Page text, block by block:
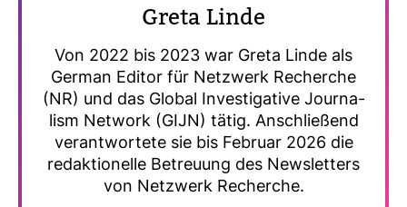
Greta Linde
Von 2022 bis 2023 war Greta Linde als
German Editor für Netz­werk Recherche
(NR) und das Global Inves­ti­ga­tive Jour­na­
lism Net­work (GIJN) tätig. Anschlie­ßend
ver­ant­wor­tete sie bis Februar 2026 die
redak­tio­nelle Betreuung des News­let­ters
von Netz­werk Recherche.